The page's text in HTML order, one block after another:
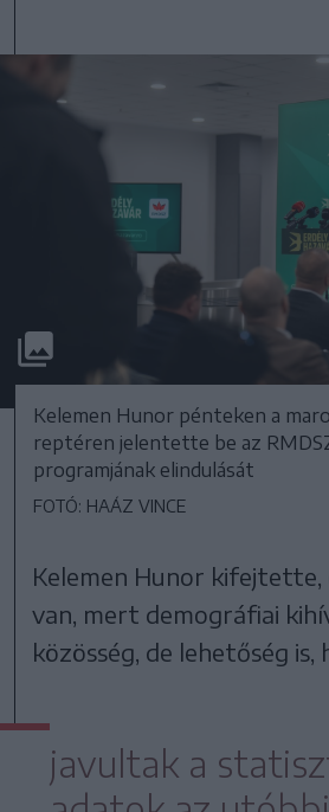
Kelemen Hunor pénteken a
reptéren jelentette be az
programjának elindulását
FOTÓ: HAÁZ VINCE
Kelemen Hunor kifejtette,
van, mert demográfiai
közösség, de lehetőség is,
javultak a